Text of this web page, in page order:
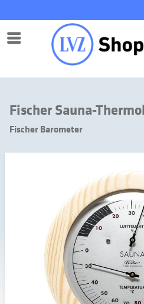
Menü
Fischer Sauna-
Fischer Barometer